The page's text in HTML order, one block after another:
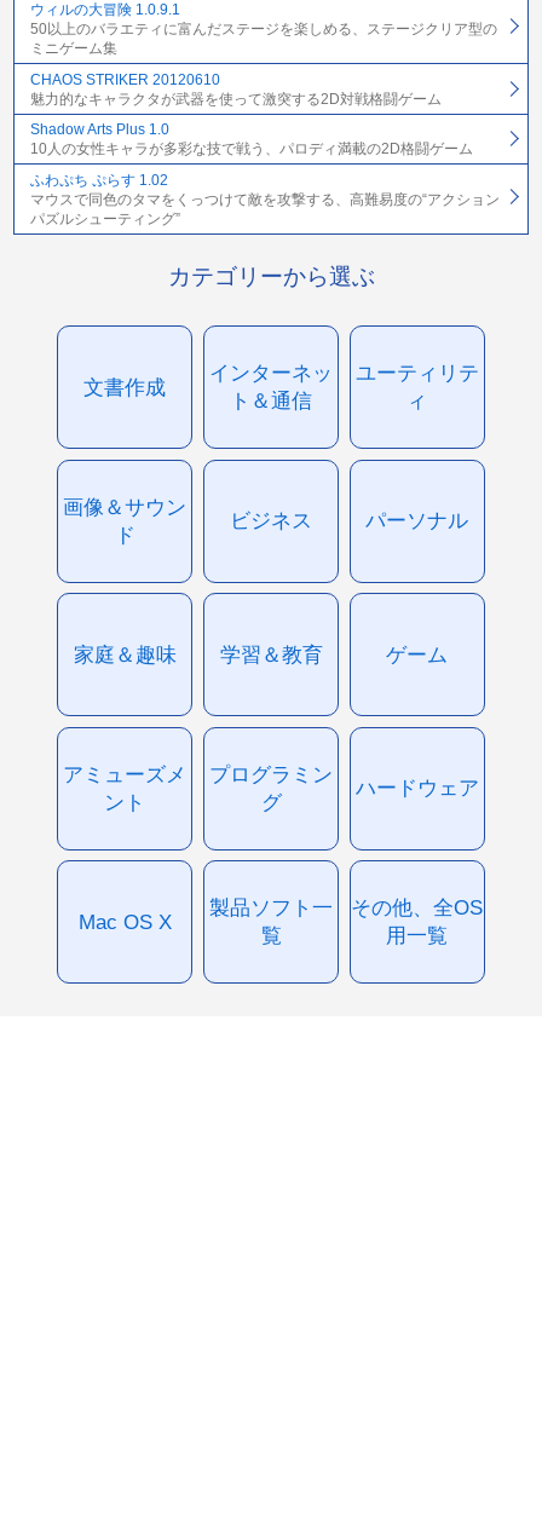
ウィルの大冒険 1.0.9.1
50以上のバラエティに富んだステージを楽しめる、ステージクリア型の
ミニゲーム集
CHAOS STRIKER 20120610
魅力的なキャラクタが武器を使って激突する2D対戦格闘ゲーム
Shadow Arts Plus 1.0
10人の女性キャラが多彩な技で戦う、パロディ満載の2D格闘ゲーム
ふわぷち ぷらす 1.02
マウスで同色のタマをくっつけて敵を攻撃する、高難易度の“アクション
パズルシューティング”
カテゴリーから選ぶ
文書作成
インターネッ
ト＆通信
ユーティリテ
ィ
画像＆サウン
ド
ビジネス パーソナル
家庭＆趣味 学習＆教育 ゲーム
アミューズメ
ント
プログラミン
グ
ハードウェア
Mac OS X
製品ソフト一
覧
その他、全OS
用一覧